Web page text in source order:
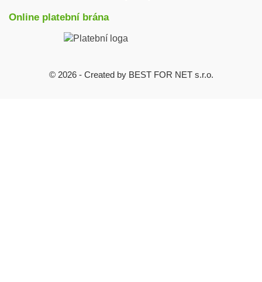
Online platební brána
© 2026 - Created by BEST FOR NET s.r.o.